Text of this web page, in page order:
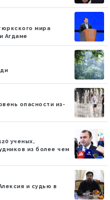
мира
Агдаме
опасности из-
ученых,
из более чем
и судью в